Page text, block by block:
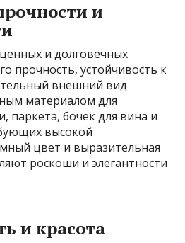
и
и долговечных
прочность, устойчивость к
внешний вид
материалом для
паркета, бочек для вина и
высокой
цвет и выразительная
роскоши и элегантности
и красота